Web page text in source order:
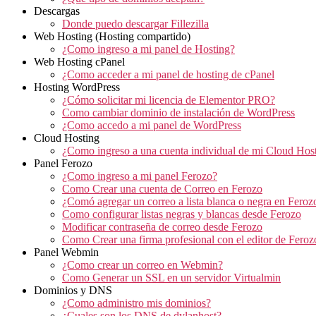
Descargas
Donde puedo descargar Fillezilla
Web Hosting (Hosting compartido)
¿Como ingreso a mi panel de Hosting?
Web Hosting cPanel
¿Como acceder a mi panel de hosting de cPanel
Hosting WordPress
¿Cómo solicitar mi licencia de Elementor PRO?
Como cambiar dominio de instalación de WordPress
¿Como accedo a mi panel de WordPress
Cloud Hosting
¿Como ingreso a una cuenta individual de mi Cloud
Panel Ferozo
¿Como ingreso a mi panel Ferozo?
Como Crear una cuenta de Correo en Ferozo
¿Comó agregar un correo a lista blanca o negra en
Como configurar listas negras y blancas desde Ferozo
Modificar contraseña de correo desde Ferozo
Como Crear una firma profesional con el editor de
Panel Webmin
¿Como crear un correo en Webmin?
Como Generar un SSL en un servidor Virtualmin
Dominios y DNS
¿Como administro mis dominios?